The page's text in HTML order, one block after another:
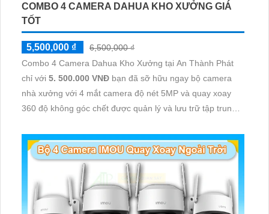
COMBO 4 CAMERA DAHUA KHO XƯỞNG GIÁ
TỐT
5,500,000 ₫
6,500,000 ₫
Combo 4 Camera Dahua Kho Xưởng tại An Thành Phát
chỉ với 5. 500.000 VNĐ bạn đã sỡ hữu ngay bộ camera
nhà xưởng với 4 mắt camera độ nét 5MP và quay xoay
360 độ không góc chết được quản lý và lưu trữ tập trung